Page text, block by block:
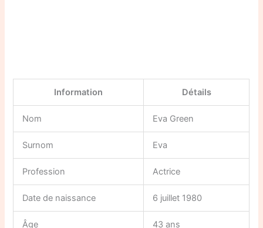
Information Détails
Nom Eva Green
Surnom Eva
Profession Actrice
Date de naissance 6 juillet 1980
Âge 43 ans